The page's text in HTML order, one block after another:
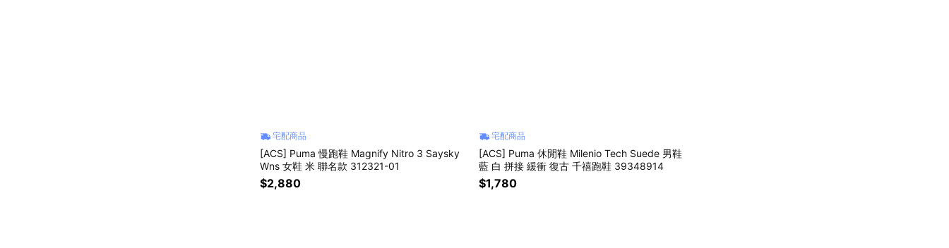
宅配商品
[ACS] Puma 慢跑鞋 Magnify Nitro 3 Saysky
Wns 女鞋 米 聯名款 312321-01
$2,880
宅配商品
[ACS] Puma 休閒鞋 Milenio Tech Suede 男鞋
藍 白 拼接 緩衝 復古 千禧跑鞋 39348914
$1,780